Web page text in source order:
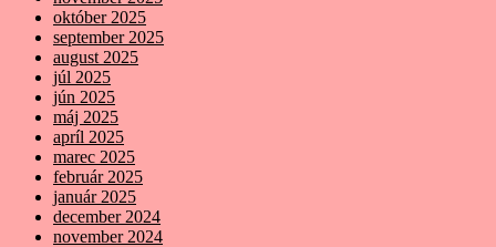
október 2025
september 2025
august 2025
júl 2025
jún 2025
máj 2025
apríl 2025
marec 2025
február 2025
január 2025
december 2024
november 2024